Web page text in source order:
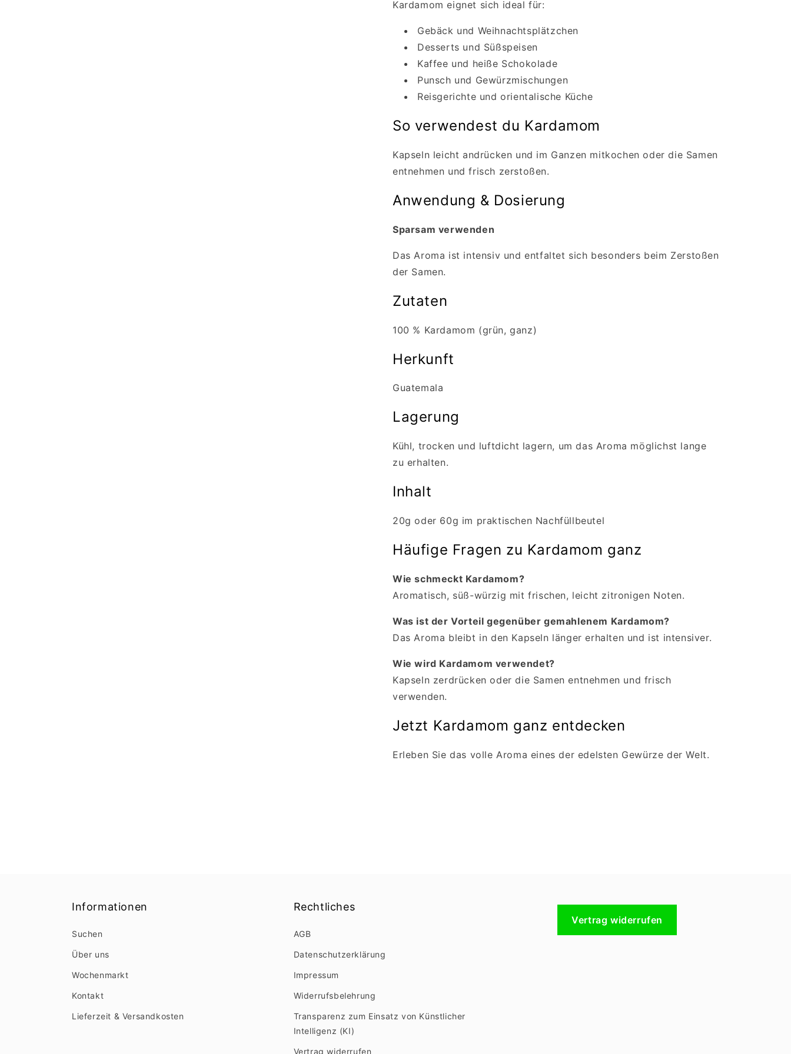
Kardamom eignet sich ideal für:
Gebäck und Weihnachtsplätzchen
Desserts und Süßspeisen
Kaffee und heiße Schokolade
Punsch und Gewürzmischungen
Reisgerichte und orientalische Küche
So verwendest du Kardamom
Kapseln leicht andrücken und im Ganzen mitkochen oder die Samen
entnehmen und frisch zerstoßen.
Anwendung & Dosierung
Sparsam verwenden
Das Aroma ist intensiv und entfaltet sich besonders beim Zerstoßen
der Samen.
Zutaten
100 % Kardamom (grün, ganz)
Herkunft
Guatemala
Lagerung
Kühl, trocken und luftdicht lagern, um das Aroma möglichst lange
zu erhalten.
Inhalt
20g oder 60g im praktischen Nachfüllbeutel
Häufige Fragen zu Kardamom ganz
Wie schmeckt Kardamom?
Aromatisch, süß-würzig mit frischen, leicht zitronigen Noten.
Was ist der Vorteil gegenüber gemahlenem Kardamom?
Das Aroma bleibt in den Kapseln länger erhalten und ist intensiver.
Wie wird Kardamom verwendet?
Kapseln zerdrücken oder die Samen entnehmen und frisch
verwenden.
Jetzt Kardamom ganz entdecken
Erleben Sie das volle Aroma eines der edelsten Gewürze der Welt.
Informationen
Suchen
Über uns
Wochenmarkt
Kontakt
Lieferzeit & Versandkosten
Rechtliches
AGB
Datenschutzerklärung
Impressum
Widerrufsbelehrung
Transparenz zum Einsatz von Künstlicher
Intelligenz (KI)
Vertrag widerrufen
Vertrag widerrufen